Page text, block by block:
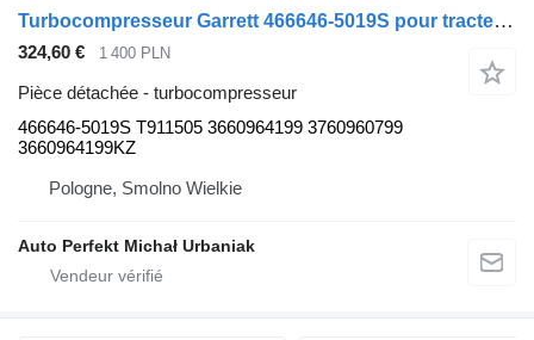
Turbocompresseur Garrett 466646-5019S pour tracteur routier Mercedes-Benz Unimog LK LN2
324,60 € 1 400 PLN
Pièce détachée - turbocompresseur
466646-5019S T911505 3660964199 3760960799
3660964199KZ
Pologne, Smolno Wielkie
Auto Perfekt Michał Urbaniak